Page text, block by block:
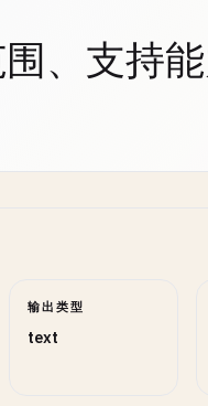
、支持
输出类型
text